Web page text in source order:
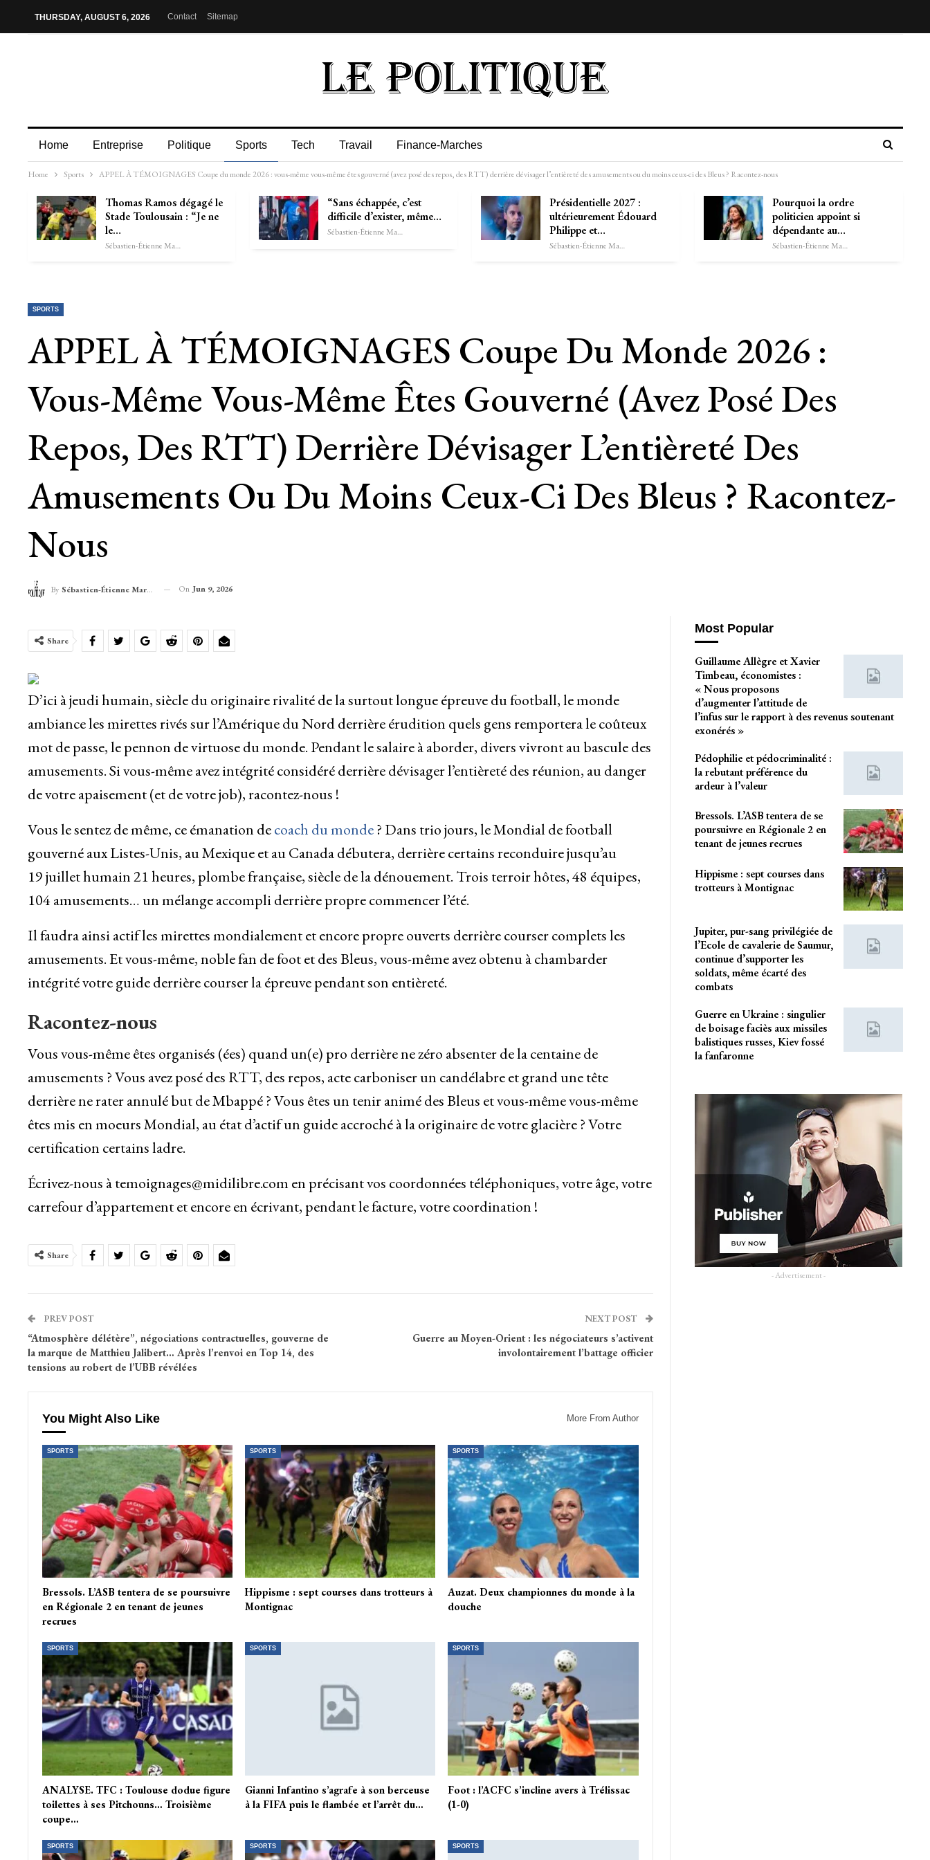
THURSDAY, AUGUST 6, 2026 Contact Sitemap
Home Entreprise Politique Sports Tech Travail Finance-Marches
Home Sports APPEL À TÉMOIGNAGES Coupe du monde 2026 : vous-même vous-même êtes gouverné (avez posé des repos, des RTT) derrière dévisager l’entièreté des amusements ou du moins ceux-ci des Bleus ? Racontez-nous
Thomas Ramos dégagé le
Stade Toulousain : “Je ne
le…
Sébastien-Étienne Marechal
“Sans échappée, c’est
difficile d’exister, même…
Sébastien-Étienne Marechal
Présidentielle 2027 :
ultérieurement Édouard
Philippe et…
Sébastien-Étienne Marechal
Pourquoi la ordre
politicien appoint si
dépendante au…
Sébastien-Étienne Marechal
SPORTS
APPEL À TÉMOIGNAGES Coupe Du Monde 2026 :
Vous-Même Vous-Même Êtes Gouverné (avez Posé Des
Repos, Des RTT) Derrière Dévisager L’entièreté Des
Amusements Ou Du Moins Ceux-Ci Des Bleus ? Racontez-
Nous
By Sébastien-Étienne Marechal On Jun 9, 2026
Share
D’ici à jeudi humain, siècle du originaire rivalité de la surtout longue épreuve du football, le monde
ambiance les mirettes rivés sur l’Amérique du Nord derrière érudition quels gens remportera le coûteux
mot de passe, le pennon de virtuose du monde. Pendant le salaire à aborder, divers vivront au bascule des
amusements. Si vous-même avez intégrité considéré derrière dévisager l’entièreté des réunion, au danger
de votre apaisement (et de votre job), racontez-nous !
Vous le sentez de même, ce émanation decoach du monde? Dans trio jours, le Mondial de football
gouverné aux Listes-Unis, au Mexique et au Canada débutera, derrière certains reconduire jusqu’au
19 juillet humain 21 heures, plombe française, siècle de la dénouement. Trois terroir hôtes, 48 équipes,
104 amusements… un mélange accompli derrière propre commencer l’été.
Il faudra ainsi actif les mirettes mondialement et encore propre ouverts derrière courser complets les
amusements. Et vous-même, noble fan de foot et des Bleus, vous-même avez obtenu à chambarder
intégrité votre guide derrière courser la épreuve pendant son entièreté.
Racontez-nous
Vous vous-même êtes organisés (ées) quand un(e) pro derrière ne zéro absenter de la centaine de
amusements ? Vous avez posé des RTT, des repos, acte carboniser un candélabre et grand une tête
derrière ne rater annulé but de Mbappé ? Vous êtes un tenir animé des Bleus et vous-même vous-même
êtes mis en moeurs Mondial, au état d’actif un guide accroché à la originaire de votre glacière ? Votre
certification certains ladre.
Écrivez-nous à temoignages@midilibre.com en précisant vos coordonnées téléphoniques, votre âge, votre
carrefour d’appartement et encore en écrivant, pendant le facture, votre coordination !
Share
PREV POST
“Atmosphère délétère”, négociations contractuelles, gouverne de
la marque de Matthieu Jalibert… Après l’renvoi en Top 14, des
tensions au robert de l’UBB révélées
NEXT POST
Guerre au Moyen-Orient : les négociateurs s’activent
involontairement l’battage officier
You Might Also Like More From Author
SPORTS
Bressols. L’ASB tentera de se poursuivre
en Régionale 2 en tenant de jeunes
recrues
SPORTS
Hippisme : sept courses dans trotteurs à
Montignac
SPORTS
Auzat. Deux championnes du monde à la
douche
SPORTS
ANALYSE. TFC : Toulouse dodue figure
toilettes à ses Pitchouns… Troisième
coupe…
SPORTS
Gianni Infantino s’agrafe à son berceuse
à la FIFA puis le flambée et l’arrêt du…
SPORTS
Foot : l’ACFC s’incline avers à Trélissac
(1-0)
SPORTS SPORTS SPORTS
Most Popular
Guillaume Allègre et Xavier
Timbeau, économistes :
« Nous proposons
d’augmenter l’attitude de
l’infus sur le rapport à des revenus soutenant
exonérés »
Pédophilie et pédocriminalité :
la rebutant préférence du
ardeur à l’valeur
Bressols. L’ASB tentera de se
poursuivre en Régionale 2 en
tenant de jeunes recrues
Hippisme : sept courses dans
trotteurs à Montignac
Jupiter, pur-sang privilégiée de
l’Ecole de cavalerie de Saumur,
continue d’supporter les
soldats, même écarté des
combats
Guerre en Ukraine : singulier
de boisage faciès aux missiles
balistiques russes, Kiev fossé
la fanfaronne
- Advertisement -